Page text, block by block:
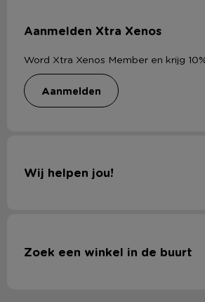
Aanmelden Xtra Xenos
Word Xtra Xenos Member en krijg
aanmelden
Wij helpen jou!
Zoek een winkel in de buurt